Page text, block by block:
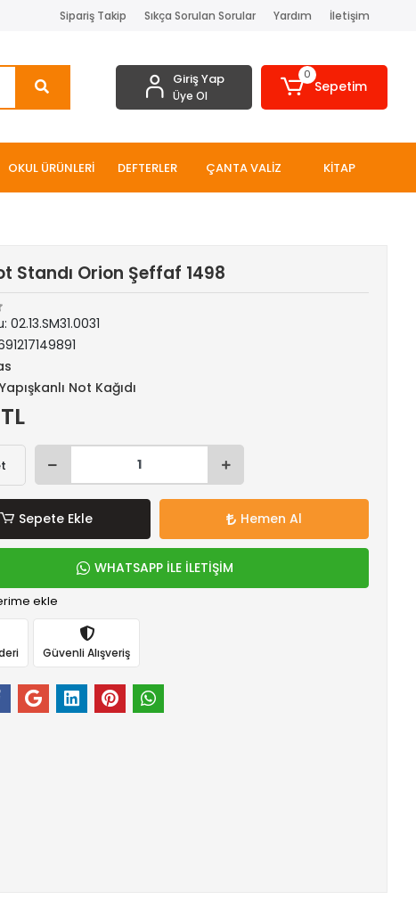
Sipariş Takip Sıkça Sorulan Sorular Yardım İletişim
Giriş Yap
Üye Ol
0
Sepetim
OKUL ÜRÜNLERİ DEFTERLER ÇANTA VALİZ KİTAP
Standı Orion Şeffaf 1498
02.13.SM31.0031
Yapışkanlı Not Kağıdı
Sepete Ekle Hemen Al
WHATSAPP İLE İLETİŞİM
ekle
Güvenli Alışveriş